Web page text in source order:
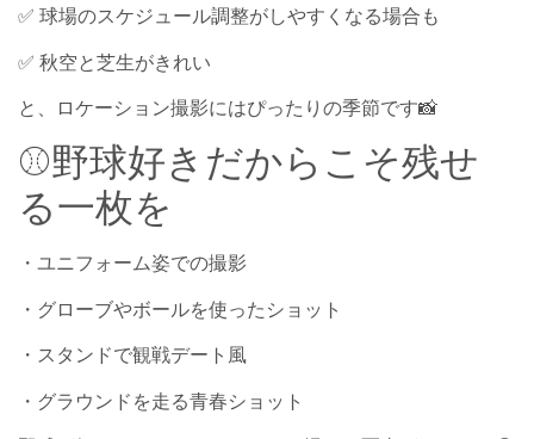
✅ 球場のスケジュール調整がしやすくなる場合も
✅ 秋空と芝生がきれい
と、ロケーション撮影にはぴったりの季節です📸
⚾野球好きだからこそ残せ
る一枚を
・ユニフォーム姿での撮影
・グローブやボールを使ったショット
・スタンドで観戦デート風
・グラウンドを走る青春ショット